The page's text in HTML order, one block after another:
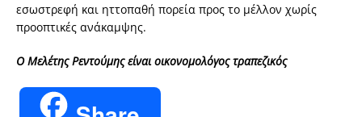
εσωστρεφή και ηττοπαθή πορεία προς το μέλλον χωρίς
προοπτικές ανάκαμψης.
Ο Μελέτης Ρεντούμης είναι οικονομολόγος τραπεζικός